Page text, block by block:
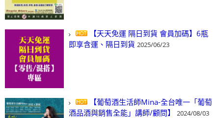
【天天免運 隔日到貨 會員加碼】6瓶
即享含運、隔日到貨 2025/06/23
【葡萄酒生活師Mina-全台唯一「葡萄
酒品酒與銷售全能」講師/顧問】
2024/08/03